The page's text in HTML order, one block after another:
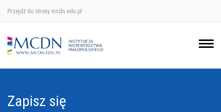
Przejdź do strony mcdn.edu.pl
Zapisz się
Ośrodek w Krakowie
Ośrodek w Nowym Sączu
Ośrodek w Tarnowie